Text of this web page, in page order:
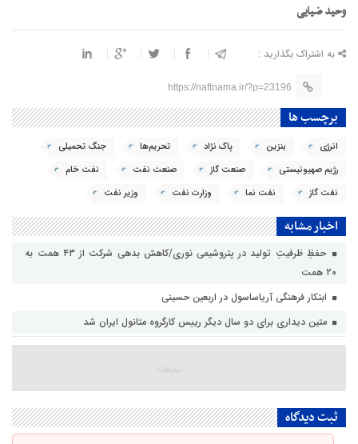
وحید ضیایی
به اشتراک بگذارید :
https://naftnama.ir/?p=23196
برچسب ها
انرژی بنزین پاک نژاد تحریم‌‌ها
جنگ تحمیلی
رژیم صهیونیستی
صنعت گاز صنعت نفت
نفت خام
نفت گاز
نفت نما وزارت نفت وزیر نفت
اخبار مشابه
حفظِ ظرفیتِ تولید در پتروشیمی نوری/کاهش بدهی شرکت از ۴۳ همت به
۲۰ همت
ابتکار فرهنگی آریاساسول در اربعین حسینی
متین دیداری برای دو سال دیگر رییس کارگروه متانول ایران شد
ثبت دیدگاه